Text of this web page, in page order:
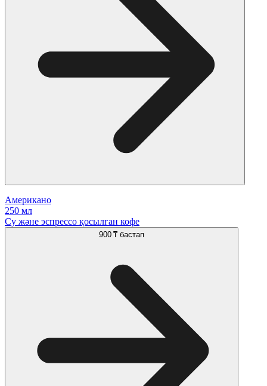
Американо
250 мл
Су және эспрессо қосылған кофе
900 ₸ бастап